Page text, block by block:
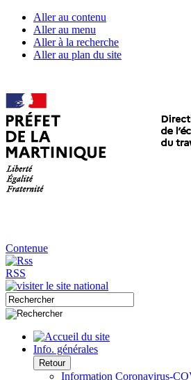
Aller au contenu
Aller au menu
Aller à la recherche
Aller au plan du site
Contenue
RSS
Info. générales
Retour
Information Coronavirus-